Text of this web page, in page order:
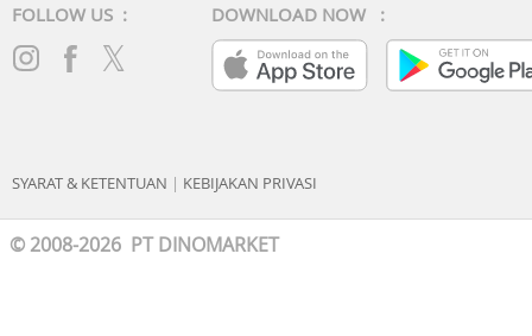
FOLLOW US : DOWNLOAD NOW :
SYARAT & KETENTUAN | KEBIJAKAN PRIVASI
© 2008-2026 PT DINOMARKET